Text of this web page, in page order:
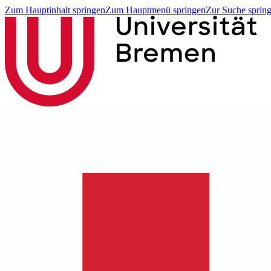
Zum Hauptinhalt springenZum Hauptmenü springenZur Suche